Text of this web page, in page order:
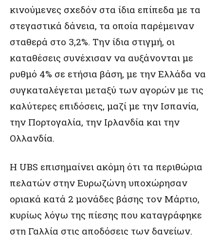
κινούμενες σχεδόν στα ίδια επίπεδα με τα
στεγαστικά δάνεια, τα οποία παρέμειναν
σταθερά στο 3,2%. Την ίδια στιγμή, οι
καταθέσεις συνέχισαν να αυξάνονται με
ρυθμό 4% σε ετήσια βάση, με την Ελλάδα να
συγκαταλέγεται μεταξύ των αγορών με τις
καλύτερες επιδόσεις, μαζί με την Ισπανία,
την Πορτογαλία, την Ιρλανδία και την
Ολλανδία.
Η UBS επισημαίνει ακόμη ότι τα περιθώρια
πελατών στην Ευρωζώνη υποχώρησαν
οριακά κατά 2 μονάδες βάσης τον Μάρτιο,
κυρίως λόγω της πίεσης που καταγράφηκε
στη Γαλλία στις αποδόσεις των δανείων.